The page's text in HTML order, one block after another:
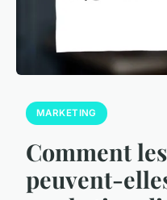
MARKETING
Comment
peuvent-